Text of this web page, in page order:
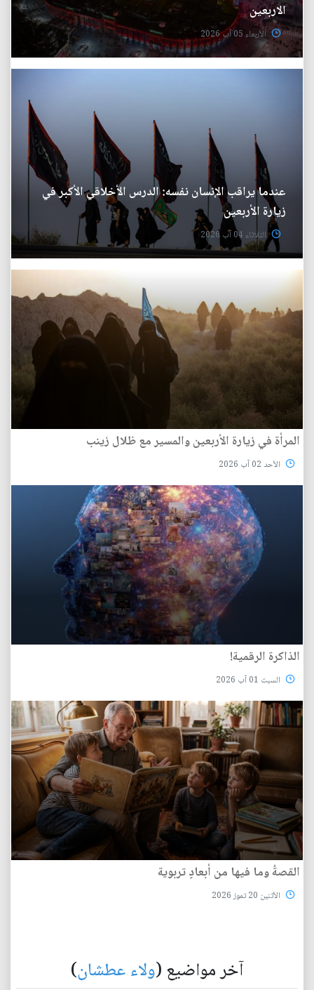
الاربعين
الأربعاء 05 آب 2026
عندما يراقب الإنسان نفسه: الدرس الأخلاقي الأكبر في
زيارة الأربعين
الثلاثاء 04 آب 2026
المرأة في زيارة الأربعين والمسير مع ظلال زينب
الأحد 02 آب 2026
الذاكرة الرقمية!
السبت 01 آب 2026
القصةُ وما فيها من أبعادٍ تربوية
الأثنين 20 تموز 2026
آخر مواضيع (ولاء عطشان)